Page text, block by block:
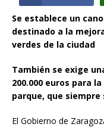
Se establece un
destinado a la
verdes de la ciudad
También se exige
200.000 euros para
parque, que
El Gobierno de